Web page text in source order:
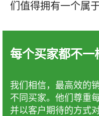
们值得拥有一个属
每个买家都不一
我们相信，最高效的
不同买家。他们尊重
并以客户期待的方式